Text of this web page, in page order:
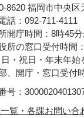
8620 福岡市中央区
話：092-711-4111
開庁時間：8時45
所の窓口受付時間
・祝日・年末年始
、開庁・窓口受付
号：
覧・各課お問い合